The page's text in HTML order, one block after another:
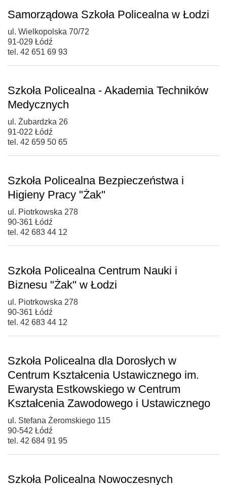
Samorządowa Szkoła Policealna w Łodzi
ul. Wielkopolska 70/72
91-029 Łódź
tel. 42 651 69 93
Szkoła Policealna - Akademia Techników
Medycznych
ul. Żubardzka 26
91-022 Łódź
tel. 42 659 50 65
Szkoła Policealna Bezpieczeństwa i
Higieny Pracy "Żak"
ul. Piotrkowska 278
90-361 Łódź
tel. 42 683 44 12
Szkoła Policealna Centrum Nauki i
Biznesu "Żak" w Łodzi
ul. Piotrkowska 278
90-361 Łódź
tel. 42 683 44 12
Szkoła Policealna dla Dorosłych w
Centrum Kształcenia Ustawicznego im.
Ewarysta Estkowskiego w Centrum
Kształcenia Zawodowego i Ustawicznego
ul. Stefana Żeromskiego 115
90-542 Łódź
tel. 42 684 91 95
Szkoła Policealna Nowoczesnych